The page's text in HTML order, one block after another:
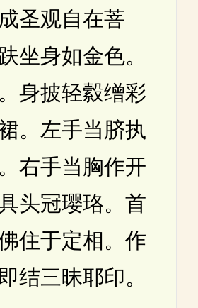
圣观自在菩
坐身如金色。
身披轻縠缯彩
。左手当脐执
右手当胸作开
头冠璎珞。首
住于定相。作
结三昧耶印。